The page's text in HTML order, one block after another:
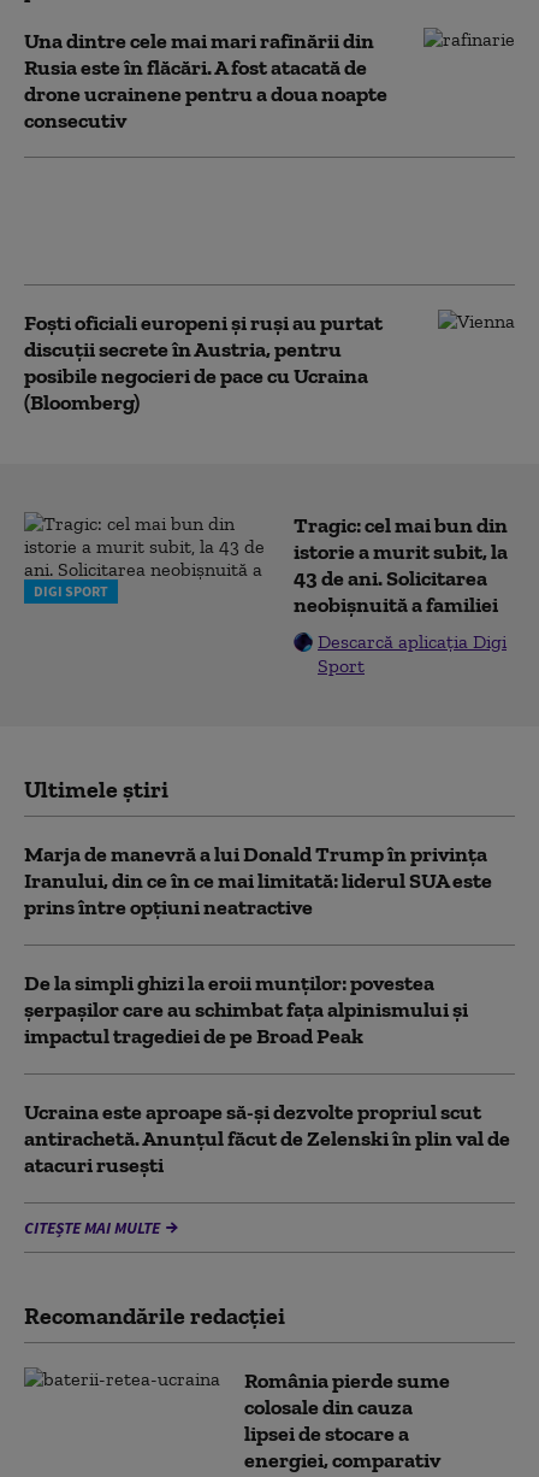
Una dintre cele mai mari rafinării din
Rusia este în flăcări. A fost atacată de
drone ucrainene pentru a doua noapte
consecutiv
Foști oficiali europeni și ruși au purtat
discuții secrete în Austria, pentru
posibile negocieri de pace cu Ucraina
(Bloomberg)
DIGI SPORT
Tragic: cel mai bun din
istorie a murit subit, la
43 de ani. Solicitarea
neobișnuită a familiei
Descarcă aplicația Digi
Sport
Ultimele știri
Marja de manevră a lui Donald Trump în privința
Iranului, din ce în ce mai limitată: liderul SUA este
prins între opțiuni neatractive
De la simpli ghizi la eroii munților: povestea
șerpașilor care au schimbat fața alpinismului și
impactul tragediei de pe Broad Peak
Ucraina este aproape să-și dezvolte propriul scut
antirachetă. Anunțul făcut de Zelenski în plin val de
atacuri rusești
CITEȘTE MAI MULTE
Recomandările redacţiei
România pierde sume
colosale din cauza
lipsei de stocare a
energiei, comparativ